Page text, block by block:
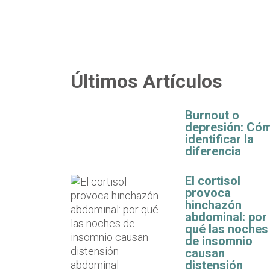
Últimos Artículos
Burnout o
depresión:
identificar la
diferencia
El cortisol
provoca
hinchazón
abdominal: por
qué las noches
de insomnio
causan
distensión